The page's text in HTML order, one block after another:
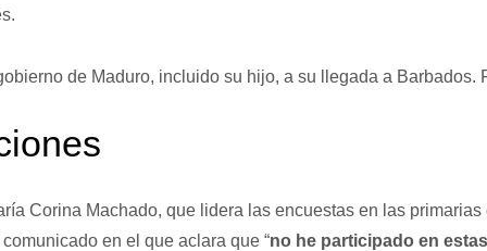
de Maduro, incluido su hijo, a su llegada a Barbados.
Corina Machado, que lidera las encuestas en las primarias
en el que aclara que “no he participado en